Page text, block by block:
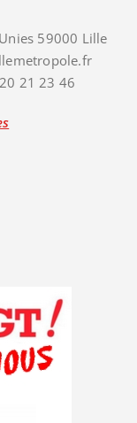
59000 Lille
21 23 46